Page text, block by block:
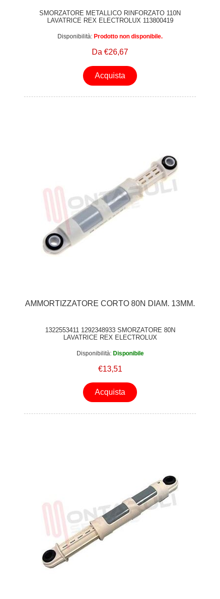
SMORZATORE METALLICO RINFORZATO 110N
LAVATRICE REX ELECTROLUX 113800419
Disponibilità: Prodotto non disponibile.
Da €26,67
Acquista
AMMORTIZZATORE CORTO 80N DIAM. 13MM.
1322553411 1292348933 SMORZATORE 80N
LAVATRICE REX ELECTROLUX
Disponibilità: Disponibile
€13,51
Acquista